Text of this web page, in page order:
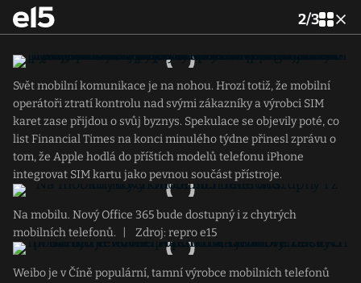
2/3
Svět mobilní komunikace je na nohou. Hrozí totiž, že mobilní
operátoři ztratí kontrolu nad svými zákazníky a výrobci SIM
karet zase přijdou o svůj byznys. Spekulace se objevily poté, co
list Financial Times na konci minulého týdne přinesl zprávu o
tom, že Apple hodlá do příštích modelů telefonu iPhone
integrovat SIM kartu jako pevnou součást přístroje.
Na mobilu. Nový Office 365 bude dostupný i z chytrých
mobilních telefonů.
Zdroj: repro e15
Weibo je v Číně populární, tamní výrobce mobilních telefonů